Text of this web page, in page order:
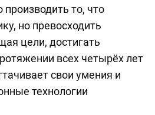
производить то, что
но превосходить
цели, достигать
всех четырёх лет
свои умения и
технологии